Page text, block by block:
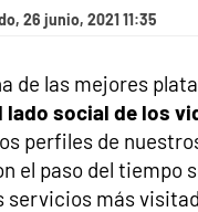
26 junio, 2021 11:35
de las mejores
social de los
perfiles de
el paso del tiempo
servicios más